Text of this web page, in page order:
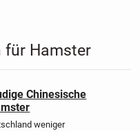
für Hamster
Chinesische
weniger